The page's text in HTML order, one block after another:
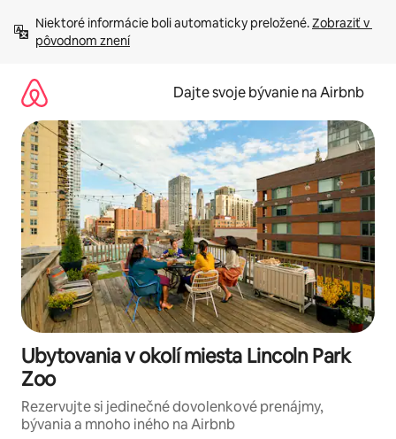
obsah.
Niektoré informácie boli automaticky preložené. Zobraziť v
pôvodnom znení
Dajte svoje bývanie na Airbnb
Ubytovania v okolí miesta Lincoln Park
Zoo
Rezervujte si jedinečné dovolenkové prenájmy,
bývania a mnoho iného na Airbnb